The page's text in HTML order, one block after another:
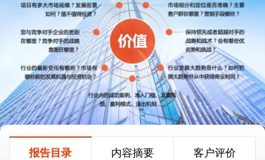
报告目录 内容摘要 客户评价